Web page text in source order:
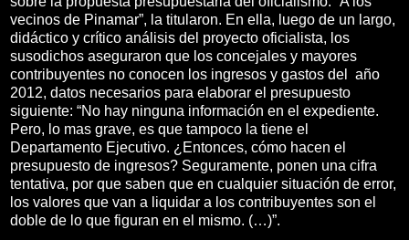
vecinos de Pinamar”, la titularon. En ella, luego de un largo,
didáctico y crítico análisis del proyecto oficialista, los
susodichos aseguraron que los concejales y mayores
contribuyentes no conocen los ingresos y gastos del año
2012, datos necesarios para elaborar el presupuesto
siguiente: “No hay ninguna información en el expediente.
Pero, lo mas grave, es que tampoco la tiene el
Departamento Ejecutivo. ¿Entonces, cómo hacen el
presupuesto de ingresos? Seguramente, ponen una cifra
tentativa, por que saben que en cualquier situación de error,
los valores que van a liquidar a los contribuyentes son el
doble de lo que figuran en el mismo. (…)”.